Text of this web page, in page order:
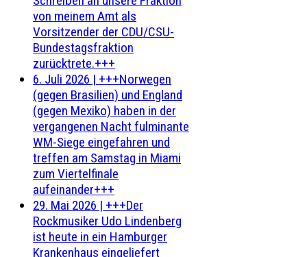
von meinem Amt als
Vorsitzender der CDU/CSU-
Bundestagsfraktion
zurücktrete.+++
6. Juli 2026 | +++Norwegen
(gegen Brasilien) und England
(gegen Mexiko) haben in der
vergangenen Nacht fulminante
WM-Siege eingefahren und
treffen am Samstag in Miami
zum Viertelfinale
aufeinander+++
29. Mai 2026 | +++Der
Rockmusiker Udo Lindenberg
ist heute in ein Hamburger
Krankenhaus eingeliefert